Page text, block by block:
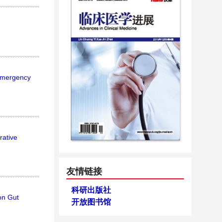
Gut
友情链接
科研出版社
开放图书馆